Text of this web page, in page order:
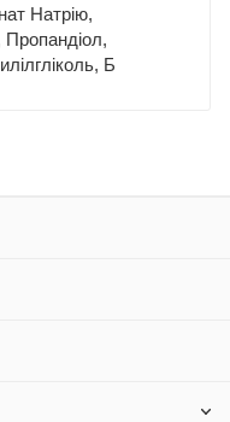
Натрію,
Пропандіол,
Б